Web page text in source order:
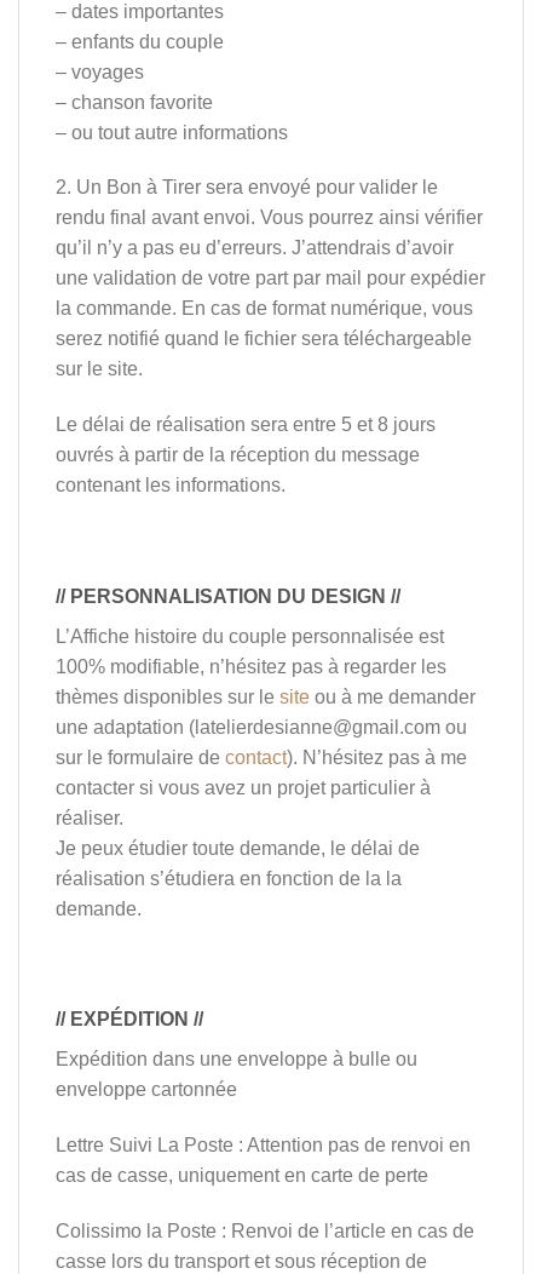
– dates importantes
– enfants du couple
– voyages
– chanson favorite
– ou tout autre informations
2. Un Bon à Tirer sera envoyé pour valider le
rendu final avant envoi. Vous pourrez ainsi vérifier
qu’il n’y a pas eu d’erreurs. J’attendrais d’avoir
une validation de votre part par mail pour expédier
la commande. En cas de format numérique, vous
serez notifié quand le fichier sera téléchargeable
sur le site.
Le délai de réalisation sera entre 5 et 8 jours
ouvrés à partir de la réception du message
contenant les informations.
// PERSONNALISATION DU DESIGN //
L’Affiche histoire du couple personnalisée est
100% modifiable, n’hésitez pas à regarder les
thèmes disponibles sur le site ou à me demander
une adaptation (latelierdesianne@gmail.com ou
sur le formulaire de contact). N’hésitez pas à me
contacter si vous avez un projet particulier à
réaliser.
Je peux étudier toute demande, le délai de
réalisation s’étudiera en fonction de la la
demande.
// EXPÉDITION //
Expédition dans une enveloppe à bulle ou
enveloppe cartonnée
Lettre Suivi La Poste : Attention pas de renvoi en
cas de casse, uniquement en carte de perte
Colissimo la Poste : Renvoi de l’article en cas de
casse lors du transport et sous réception de